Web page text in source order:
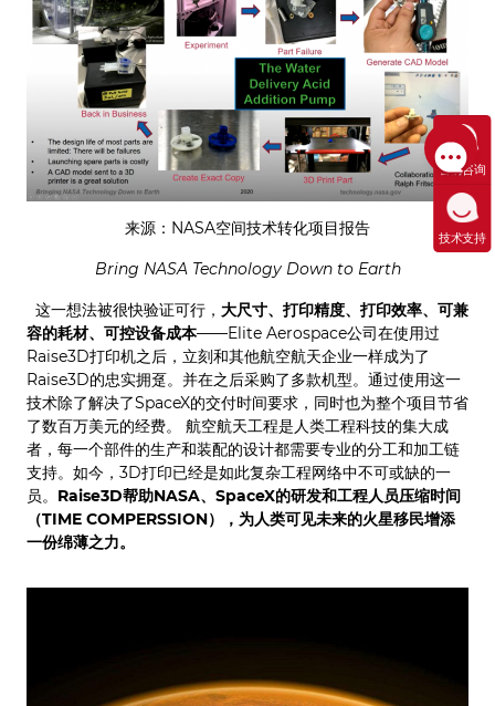
来源：NASA空间技术转化项目报告
Bring NASA Technology Down to Earth
这一想法被很快验证可行， 大尺寸、打印精度、打印效率、可兼
容的耗材、可控设备成本——Elite Aerospace公司在使用过
Raise3D打印机之后，立刻和其他航空航天企业一样成为了
Raise3D的忠实拥趸。并在之后采购了多款机型。通过使用这一
技术除了解决了SpaceX的交付时间要求，同时也为整个项目节省
了数百万美元的经费。 航空航天工程是人类工程科技的集大成
者，每一个部件的生产和装配的设计都需要专业的分工和加工链
支持。如今，3D打印已经是如此复杂工程网络中不可或缺的一
员。 Raise3D帮助NASA、SpaceX的研发和工程人员压缩时间
（TIME COMPERSSION），为人类可见未来的火星移民增添
一份绵薄之力。
售前咨询
技术支持